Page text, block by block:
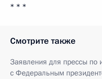
* * *
Смотрите также
Заявления для прессы по
с Федеральным